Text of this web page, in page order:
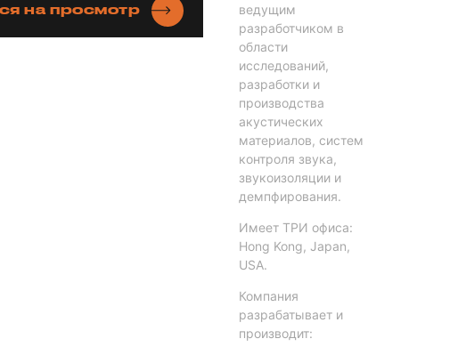
на просмотр
ведущим
разработчиком в
области
исследований,
разработки и
производства
акустических
материалов, систем
контроля звука,
звукоизоляции и
демпфирования.
Имеет ТРИ офиса:
Hong Kong, Japan,
USA.
Компания
разрабатывает и
производит: